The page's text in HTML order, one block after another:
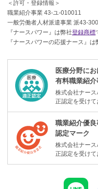
＜許可・登録情報＞
職業紹介事業 43-ユ-010011
一般労働者人材派遣事業 派43-
『ナースパワー』は弊社登録商標
『ナースパワーの応援ナース』は
医療分野に
有料職業紹
株式会社ナー
正認定を受けて
職業紹介優
認定マーク
株式会社ナー
正認定を受けて